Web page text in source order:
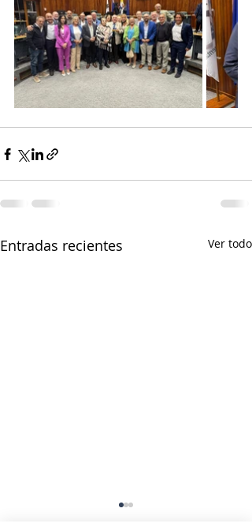
Entradas recientes Ver todo